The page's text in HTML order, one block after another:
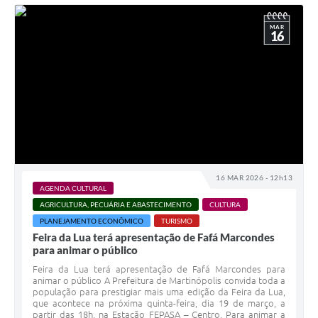
16 MAR 2026 - 12h13
MAR
16
AGENDA CULTURAL
AGRICULTURA, PECUÁRIA E ABASTECIMENTO
CULTURA
PLANEJAMENTO ECONÔMICO
TURISMO
Feira da Lua terá apresentação de Fafá Marcondes
para animar o público
Feira da Lua terá apresentação de Fafá Marcondes para
animar o público A Prefeitura de Martinópolis convida toda a
população para prestigiar mais uma edição da Feira da Lua,
que acontece na próxima quinta-feira, dia 19 de março, a
partir das 18h, na Estação FEPASA – Centro. Para animar a